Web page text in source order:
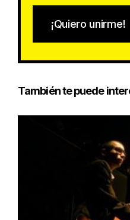
¡Quiero unirme!
También te puede